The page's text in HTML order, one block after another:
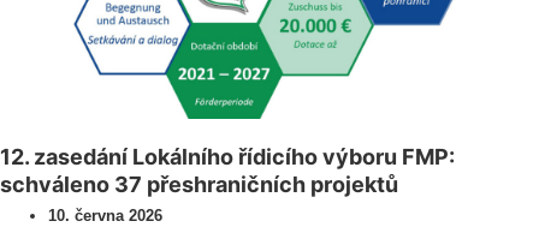
12. zasedání Lokálního řídicího výboru FMP:
schváleno 37 přeshraničních projektů
10. června 2026